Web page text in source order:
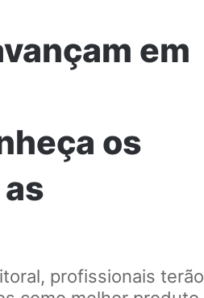
em
os
profissionais terão